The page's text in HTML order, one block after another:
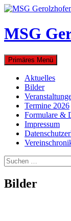
Zum
springen
MSG
Suchen
Primäres Menü
Aktuelles
Bilder
Termine 2026
Formulare &
Impressum
Suchen
nach:
Bilder